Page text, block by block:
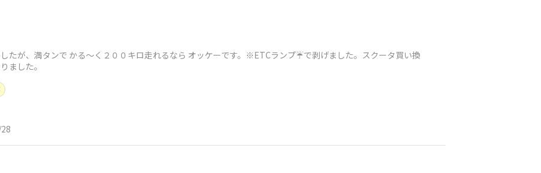
たが、満タンで かる〜く２００キロ走れるなら オッケーです。※ETCランプ☔️で剥げました。スクータ買い換
ました。